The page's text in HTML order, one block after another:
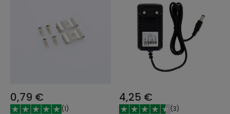
0,79 €
(1)
4,25 €
(3)